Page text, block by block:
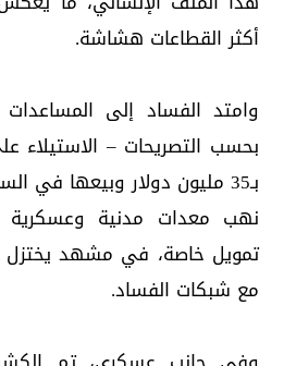
أكثر القطاعات هشاشة.
وامتد الفساد إلى
بحسب التصريحات – الاستيلاء
بـ35 مليون دولار وبيعها في
نهب معدات مدنية وعسكرية
تمويل خاصة، في مشهد يختزل
مع شبكات الفساد.